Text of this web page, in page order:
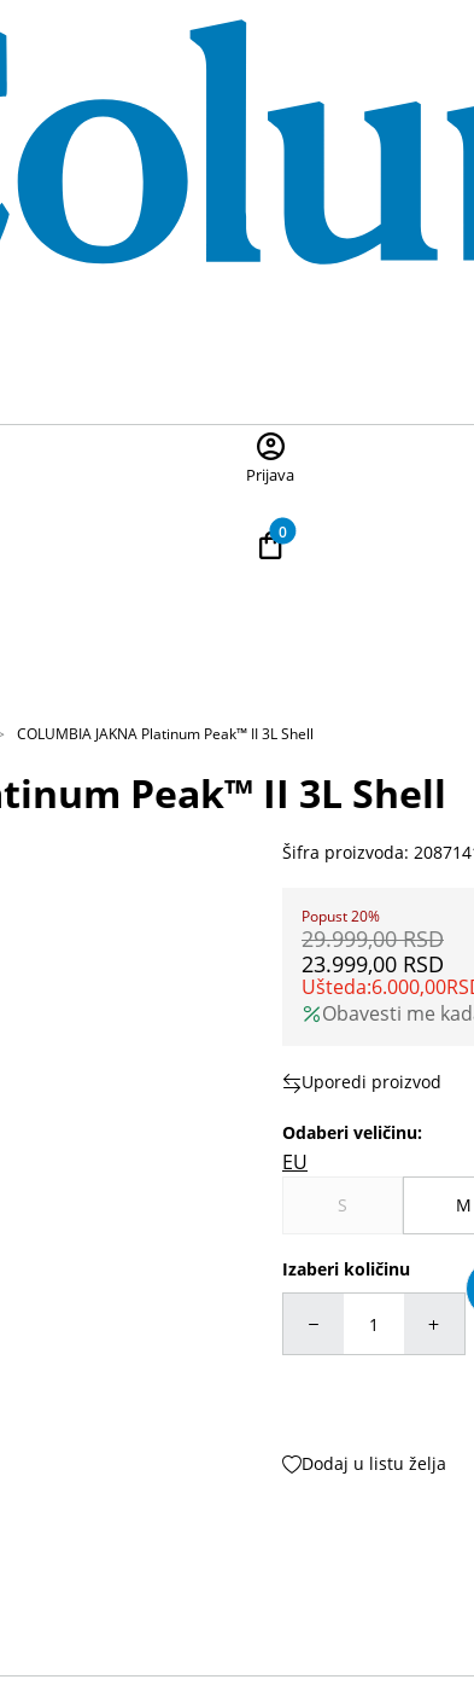
proizvode, pritisnite Escape za zatvaranje
Prijava
0
COLUMBIA JAKNA Platinum Peak™ II 3L Shell
Peak™ II 3L Shell
Šifra proizvoda:
Popust 20%
29.999,00 RSD
23.999,00 RSD
Ušteda:6.000,00
Obavesti me
Uporedi proizvod
Odaberi veličinu:
EU
S M
Izaberi količinu
Dodaj u listu želja